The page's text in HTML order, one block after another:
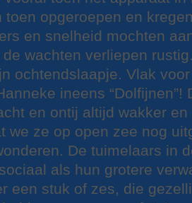
toen opgeroepen en
en snelheid mochten
de wachten verliepen
ochtendslaapje. Vlak
ineens “Dolfijnen”!
en ontij altijd wakker
we ze op open zee nog
De tuimelaars in
als hun grotere
een stuk of zes, die